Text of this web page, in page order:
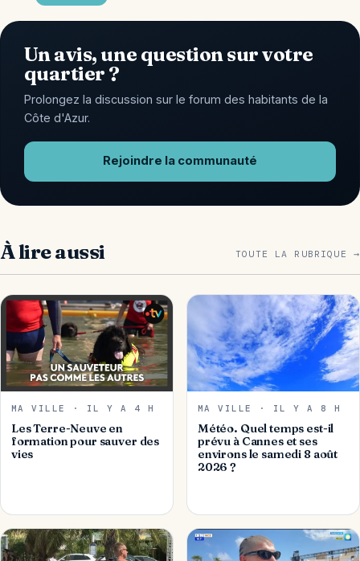
Un avis, une question sur votre
quartier ?
Prolongez la discussion sur le forum des habitants de la
Côte d'Azur.
Rejoindre la communauté
À lire aussi TOUTE LA RUBRIQUE →
MA VILLE · IL Y A 4 H
Les Terre-Neuve en
formation pour sauver des
vies
MA VILLE · IL Y A 8 H
Météo. Quel temps est-il
prévu à Cannes et ses
environs le samedi 8 août
2026 ?